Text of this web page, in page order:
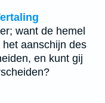
want de hemel
aanschijn des
en kunt gij